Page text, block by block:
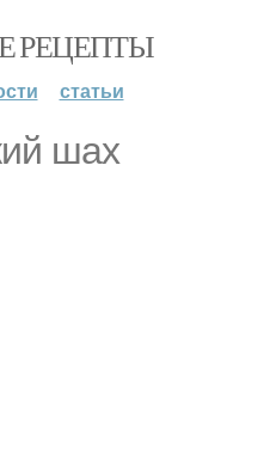
РЕЦЕПТЫ
статьи
шах